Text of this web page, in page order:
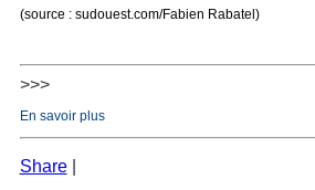
(source : sudouest.com/Fabien Rabatel)
>>>
En savoir plus
Share